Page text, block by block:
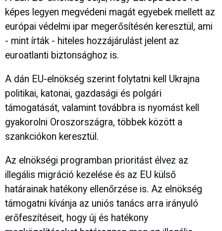
képes legyen megvédeni magát egyebek mellett az
európai védelmi ipar megerősítésén keresztül, ami
- mint írták - hiteles hozzájárulást jelent az
euroatlanti biztonsághoz is.
A dán EU-elnökség szerint folytatni kell Ukrajna
politikai, katonai, gazdasági és polgári
támogatását, valamint továbbra is nyomást kell
gyakorolni Oroszországra, többek között a
szankciókon keresztül.
Az elnökségi programban prioritást élvez az
illegális migráció kezelése és az EU külső
határainak hatékony ellenőrzése is. Az elnökség
támogatni kívánja az uniós tanács arra irányuló
erőfeszítéseit, hogy új és hatékony